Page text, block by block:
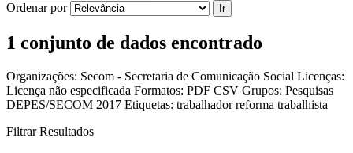
Ordenar por Ir
1 conjunto de dados encontrado
Organizações: Secom - Secretaria de Comunicação Social Licenças:
Licença não especificada Formatos: PDF CSV Grupos: Pesquisas
DEPES/SECOM 2017 Etiquetas: trabalhadorreforma trabalhista
Filtrar Resultados